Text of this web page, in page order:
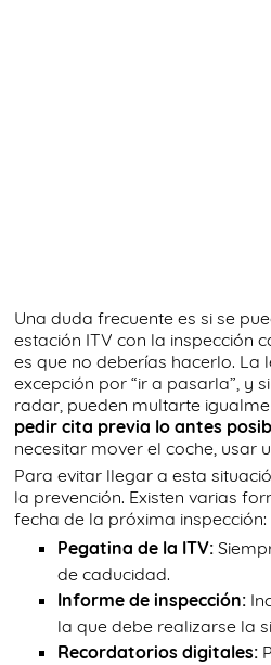
Una duda frecuente es si se
estación ITV con la inspección
es que no deberías hacerlo. La
excepción por “ir a pasarla”, y
radar, pueden multarte
pedir cita previa lo antes
necesitar mover el coche, usar
Para evitar llegar a esta
la prevención. Existen varias
fecha de la próxima inspección:
Pegatina de la ITV:
de caducidad.
Informe de inspección:
la que debe realizarse la
Recordatorios digitales: